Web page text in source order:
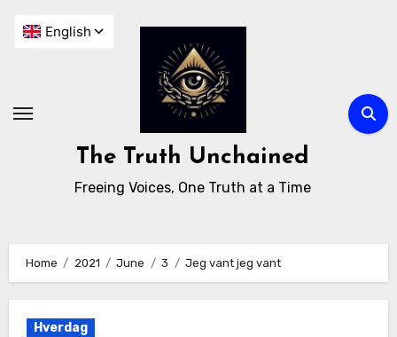
The Truth Unchained
Freeing Voices, One Truth at a Time
Home 2021 June 3 Jeg vant jeg vant
Hverdag